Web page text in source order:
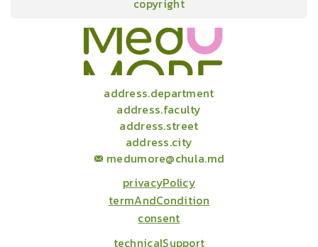
copyright
address.department
address.faculty
address.street
address.city
medumore@chula.md
privacyPolicy
termAndCondition
consent
technicalSupport
onlineCourses academicConferencesnews infographic